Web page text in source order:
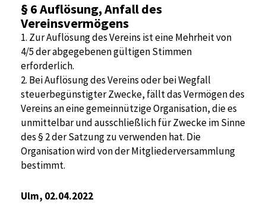
§ 6Auflösung, Anfall des
Vereinsvermögens
1. Zur Auflösung des Vereins ist eine Mehrheit von
4/5 der abgegebenen gültigen Stimmen
erforderlich.
2. Bei Auflösung des Vereins oder bei Wegfall
steuerbegünstigter Zwecke, fällt das Vermögen des
Vereins an eine gemeinnützige Organisation, die es
unmittelbar und ausschließlich für Zwecke im Sinne
des § 2 der Satzung zu verwenden hat. Die
Organisation wird von der Mitgliederversammlung
bestimmt.
Ulm, 02.04.2022